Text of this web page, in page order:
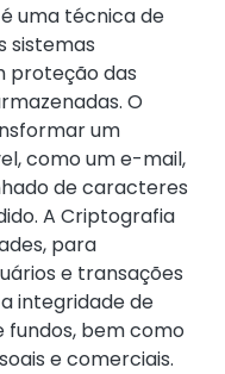
uma técnica de
sistemas
proteção das
O
um
como um e-mail,
de caracteres
A Criptografia
para
e transações
integridade de
bem como
e comerciais.